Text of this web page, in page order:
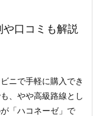
口コミも解説
ニで手軽に購入でき
、やや高級路線とし
「ハコネーゼ」で